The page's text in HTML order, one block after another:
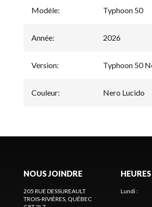
Modèle: Typhoon 50
Année: 2026
Version: Typhoon 50
Couleur: Nero Lucido
NOUS JOINDRE
205 RUE DESSUREAULT
TROIS-RIVIÈRES , QUÉBEC
Lundi: